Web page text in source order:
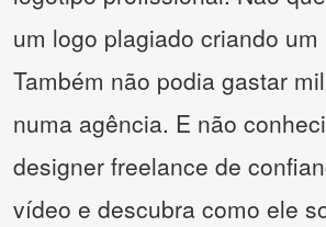
um logo plagiado criando um
Também não podia gastar
numa agência. E não
designer freelance de
vídeo e descubra como ele